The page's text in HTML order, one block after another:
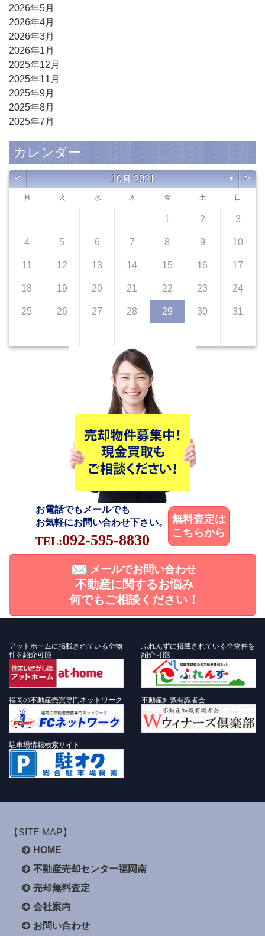
2026年5月
2026年4月
2026年3月
2026年1月
2025年12月
2025年11月
2025年9月
2025年8月
2025年7月
カレンダー
< 10月 2021 ▼ >
月 火 水 木 金 土 日
1 2 3
4 5 6 7 8 9 10
11 12 13 14 15 16 17
18 19 20 21 22 23 24
25 26 27 28 29 30 31
お電話でもメールでも
お気軽にお問い合わせ下さい。
TEL:092-595-8830
無料査定は
こちらから
メールでお問い合わせ
不動産に関するお悩み
何でもご相談ください！
アットホームに掲載されている全物
件を紹介可能
ふれんずに掲載されている全物件を
紹介可能
福岡の不動産売買専門ネットワーク 不動産知識有識者会
駐車場情報検索サイト
【SITE MAP】
HOME
不動産売却センター福岡南
売却無料査定
会社案内
お問い合わせ